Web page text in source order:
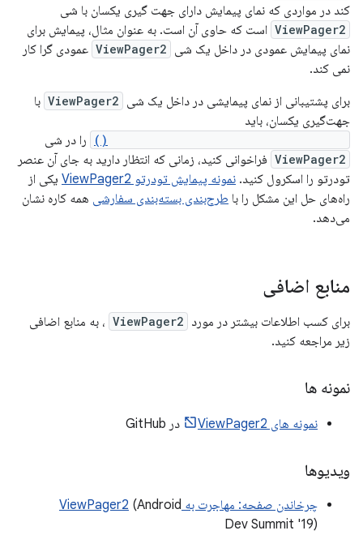
کند در مواردی که نمای پیمایش دارای جهت گیری یکسان با شی
ViewPager2 است که حاوی آن است. به عنوان مثال، پیمایش برای
نمای پیمایش عمودی در داخل یک شی ViewPager2 عمودی گرا کار
نمی کند.
برای پشتیبانی از نمای پیمایشی در داخل یک شی ViewPager2 با
جهت‌گیری یکسان، باید
را در شی
ViewPager2 فراخوانی کنید، زمانی که انتظار دارید به جای آن عنصر
تودرتو را اسکرول کنید. نمونه پیمایش تودرتو ViewPager2
یکی از
راه‌های حل این مشکل را با طرح‌بندی بسته‌بندی سفارشی همه کاره نشان
می‌دهد.
منابع اضافی
برای کسب اطلاعات بیشتر در مورد ViewPager2 ، به منابع اضافی
زیر مراجعه کنید.
نمونه ها
نمونه های ViewPager2 در GitHub
ویدیوها
چرخاندن صفحه: مهاجرت به ViewPager2 (Android
Dev Summit '19)